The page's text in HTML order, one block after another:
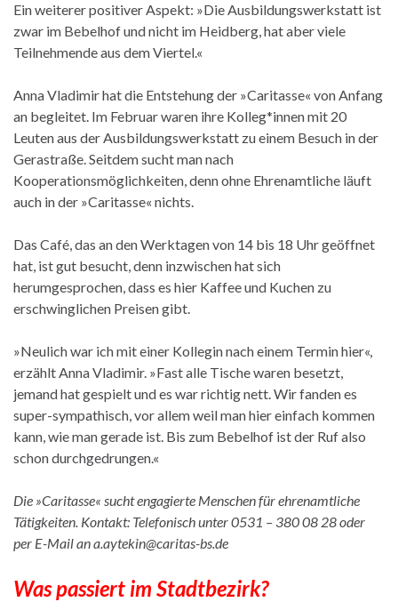
Ein weiterer positiver Aspekt: »Die Ausbildungswerkstatt ist
zwar im Bebelhof und nicht im Heidberg, hat aber viele
Teilnehmende aus dem Viertel.«
Anna Vladimir hat die Entstehung der »Caritasse« von Anfang
an begleitet. Im Februar waren ihre Kolleg*innen mit 20
Leuten aus der Ausbildungswerkstatt zu einem Besuch in der
Gerastraße. Seitdem sucht man nach
Kooperationsmöglichkeiten, denn ohne Ehrenamtliche läuft
auch in der »Caritasse« nichts.
Das Café, das an den Werktagen von 14 bis 18 Uhr geöffnet
hat, ist gut besucht, denn inzwischen hat sich
herumgesprochen, dass es hier Kaffee und Kuchen zu
erschwinglichen Preisen gibt.
»Neulich war ich mit einer Kollegin nach einem Termin hier«,
erzählt Anna Vladimir. »Fast alle Tische waren besetzt,
jemand hat gespielt und es war richtig nett. Wir fanden es
super-sympathisch, vor allem weil man hier einfach kommen
kann, wie man gerade ist. Bis zum Bebelhof ist der Ruf also
schon durchgedrungen.«
Die »Caritasse« sucht engagierte Menschen für ehrenamtliche
Tätigkeiten. Kontakt: Telefonisch unter 0531 – 380 08 28 oder
per E-Mail an a.aytekin@caritas-bs.de
Was passiert im Stadtbezirk?